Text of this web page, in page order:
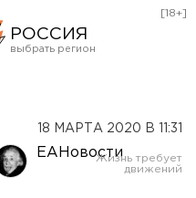
РОССИЯ
Оренбург
[18+]
18 МАРТА 2020 В 11:31
ЕАНовости